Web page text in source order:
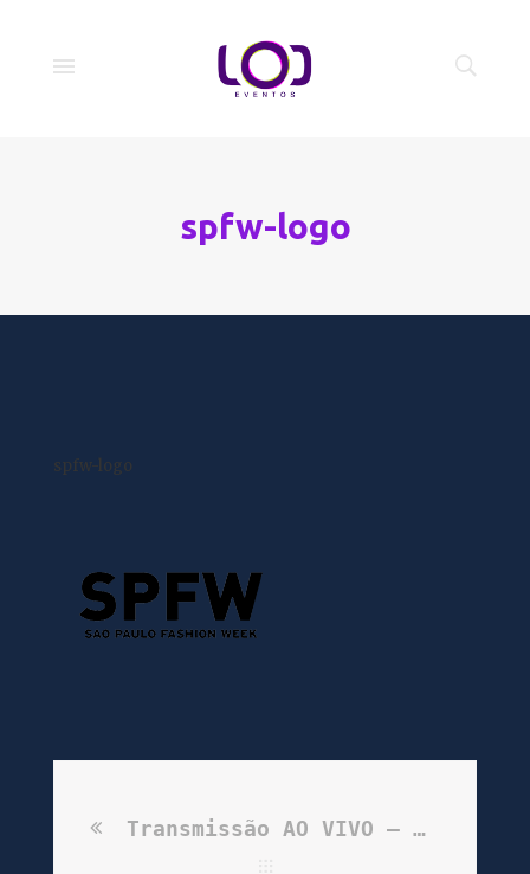
spfw-logo
spfw-logo
Transmissão AO VIVO – Webconferência